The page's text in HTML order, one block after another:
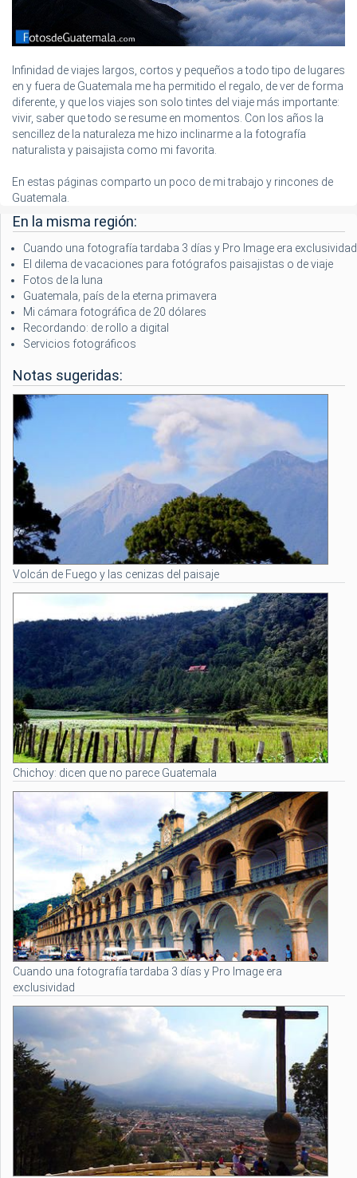
Infinidad de viajes largos, cortos y pequeños a todo tipo de lugares
en y fuera de Guatemala me ha permitido el regalo, de ver de forma
diferente, y que los viajes son solo tintes del viaje más importante:
vivir, saber que todo se resume en momentos. Con los años la
sencillez de la naturaleza me hizo inclinarme a la fotografía
naturalista y paisajista como mi favorita.
En estas páginas comparto un poco de mi trabajo y rincones de
Guatemala.
En la misma región:
Cuando una fotografía tardaba 3 días y Pro Image era exclusividad
El dilema de vacaciones para fotógrafos paisajistas o de viaje
Fotos de la luna
Guatemala, país de la eterna primavera
Mi cámara fotográfica de 20 dólares
Recordando: de rollo a digital
Servicios fotográficos
Notas sugeridas:
Volcán de Fuego y las cenizas del paisaje
Chichoy: dicen que no parece Guatemala
Cuando una fotografía tardaba 3 días y Pro Image era
exclusividad